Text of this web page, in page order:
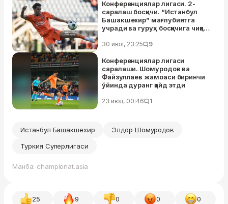
Конференциялар лигаси. 2-
саралаш босқичи. “Истанбул
Башакшехир” мағлубиятга
учради ва гуруҳ босқичига чиқа
30 июл, 23:25 9
Конференциялар лигаси
саралаши. Шомуродов ва
Файзуллаев жамоаси биринчи
ўйинда дуранг қайд этди
23 июл, 00:46 1
Истанбул Башакшехир
Элдор Шомуродов
Туркия Суперлигаси
Манба: championat.asia
25 9 0 0 0